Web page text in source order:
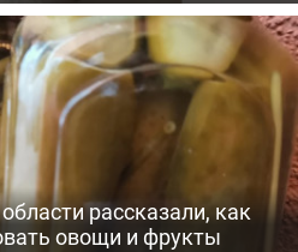
рассказали, как
овощи и фрукты